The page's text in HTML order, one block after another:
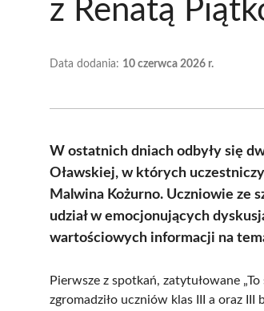
z Renatą
Data dodania: 10 czerwca 2026 r.
W ostatnich dniach odbyły się
Oławskiej, w których
Malwina Kożurno. Uczniowie ze
udział w emocjonujących
wartościowych informacji na
Pierwsze z spotkań, zatytułowane
zgromadziło uczniów klas III a oraz III